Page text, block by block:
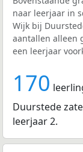
naar leerjaar in
Wijk bij
aantallen alleen
een leerjaar
170
Duurstede
leerjaar 2.